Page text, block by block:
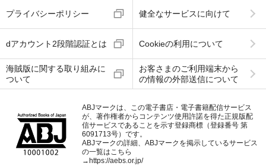
プライバシーポリシー 健全なサービスに向けて
dアカウント2段階認証とは Cookieの利用について
海賊版に関する取り組みに
ついて
お客さまのご利用端末から
の情報の外部送信について
ABJマークは、この電子書店・電子書籍配信サービス
が、著作権者からコンテンツ使用許諾を得た正規版配
信サービスであることを示す登録商標（登録番号 第
6091713号）です。
ABJマークの詳細、ABJマークを掲示しているサービス
の一覧はこちら
→ https://aebs.or.jp/